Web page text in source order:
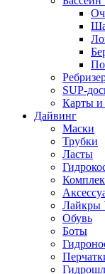
SUP-
Карты и
Дайвинг
Маски
Трубки
Ласты
Лайкры
Обувь
Боты